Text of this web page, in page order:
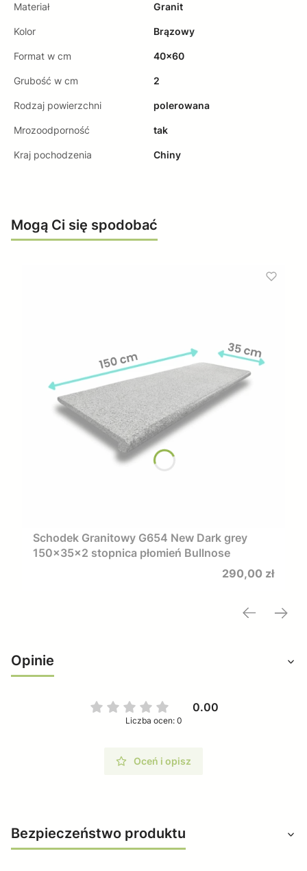
Materiał Granit
Kolor Brązowy
Format w cm 40x60
Grubość w cm 2
Rodzaj powierzchni polerowana
Mrozoodporność tak
Kraj pochodzenia Chiny
Mogą Ci się spodobać
Schodek Granitowy G654 New Dark grey
150x35x2 stopnica płomień Bullnose
Cena
290,00 zł
Opinie
0.00
Liczba ocen: 0
Oceń i opisz
Bezpieczeństwo produktu